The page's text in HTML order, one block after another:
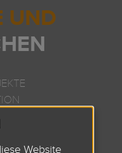
UND
Website